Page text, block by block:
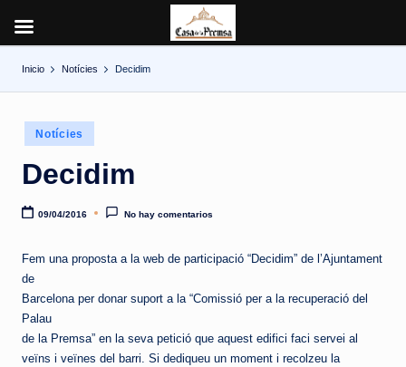
contenido
Inicio Notícies Decidim
Publicado
en
Notícies
Decidim
09/04/2016 No hay comentarios
Fem una proposta a la web de participació “Decidim” de l’Ajuntament
de
Barcelona per donar suport a la “Comissió per a la recuperació del
Palau
de la Premsa” en la seva petició que aquest edifici faci servei al
veïns i veïnes del barri. Si dediqueu un moment i recolzeu la